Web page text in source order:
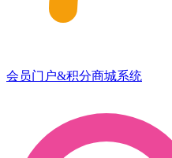
会员门户&积分商城系统